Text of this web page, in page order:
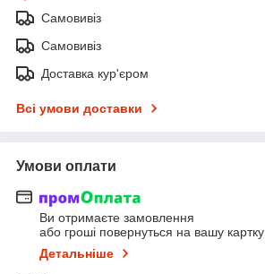
Самовивіз
Самовивіз
Доставка кур'єром
Всі умови доставки
Умови оплати
Ви отримаєте замовлення
або гроші повернуться на вашу картку
Детальніше